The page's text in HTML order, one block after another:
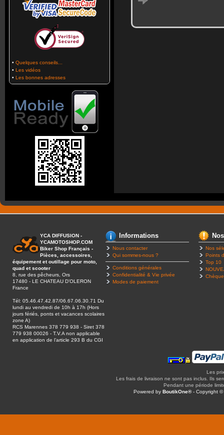
• Quelques conseils...
• Les vidéos
• Les bonnes adresses
YCA DIFFUSION -
YCAMOTOSHOP.COM
Biker Shop Français -
Pièces, accessoires,
équipement et outillage pour moto,
quad et scooter
8, rue des pêcheurs, Ors
17480 - LE CHATEAU D’OLERON
France
Tél: 05.46.47.42.87/06.67.06.30.71 Du
lundi au vendredi de 10h à 17h (Hors
jours fériés, ponts et vacances scolaires
zone A)
RCS Marennes 378 779 938 - Siret 378
779 938 00026 - T.V.A non applicable
en application de l’article 293 B du CGI
Informations
Nous contacter
Qui sommes-nous ?
Conditions générales
Confidentialité & Vie privée
Modes de paiement
Nos
Points
Top 10
Les
Les frais de livraison ne sont pas inclus. Ils
Pendant une période
Powered byBoutikOne®- Copyright ©